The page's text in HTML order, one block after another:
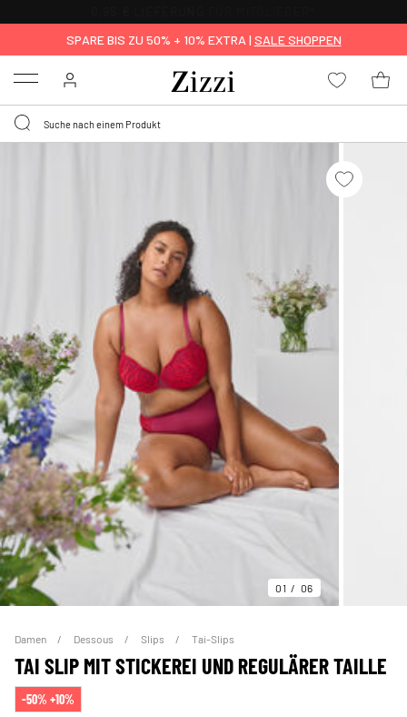
SPARE BIS ZU 50% + 10% EXTRA | SALE SHOPPEN
Menu
01 06
Damen Dessous Slips Tai-Slips
TAI SLIP MIT STICKEREI UND REGULÄRER TAILLE
-50% +10%